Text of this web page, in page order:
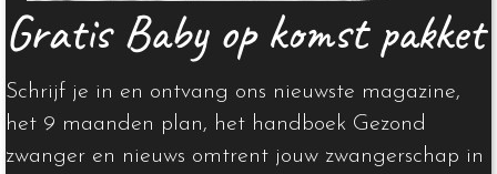
Gratis Baby op komst pakket
Schrijf je in en ontvang ons nieuwste magazine,
het 9 maanden plan, het handboek Gezond
zwanger en nieuws omtrent jouw zwangerschap in